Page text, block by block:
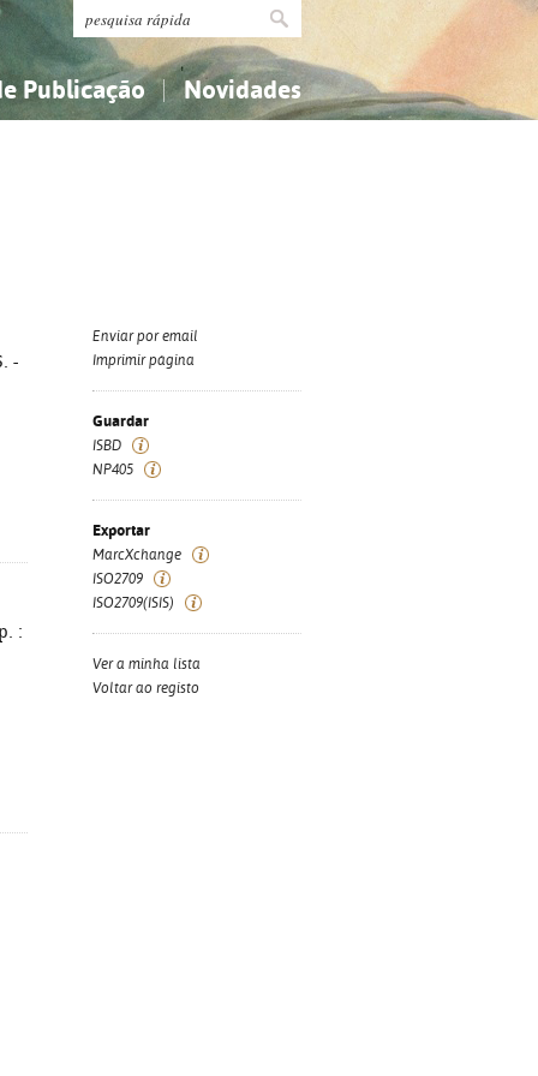
Publicação Novidades
-
:
Enviar por email
Imprimir página
Guardar
ISBD
NP405
Exportar
MarcXchange
ISO2709
ISO2709(ISIS)
Ver a minha lista
Voltar ao registo